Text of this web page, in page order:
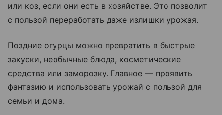
или коз, если они есть в хозяйстве. Это позволит
с пользой переработать даже излишки урожая.
Поздние огурцы можно превратить в быстрые
закуски, необычные блюда, косметические
средства или заморозку. Главное — проявить
фантазию и использовать урожай с пользой для
семьи и дома.